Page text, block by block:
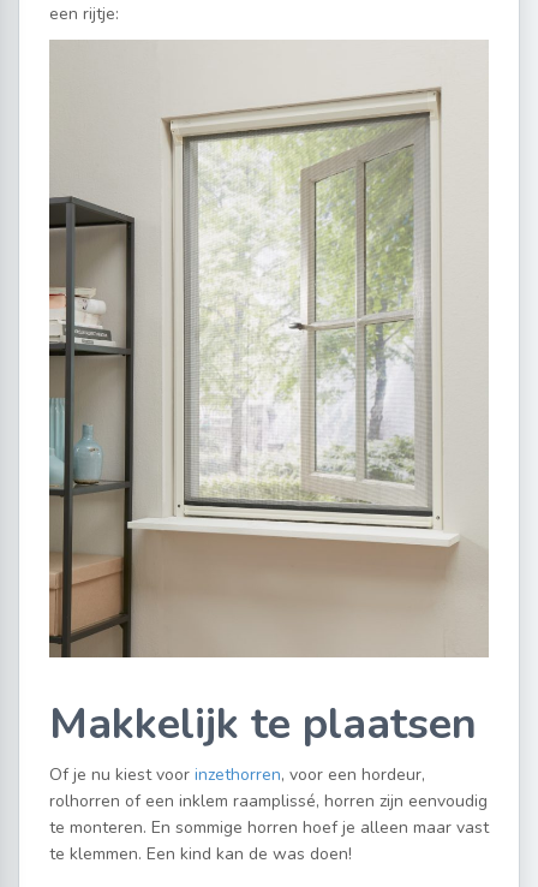
een rijtje:
Makkelijk te plaatsen
Of je nu kiest voor inzethorren, voor een hordeur,
rolhorren of een inklem raamplissé, horren zijn eenvoudig
te monteren. En sommige horren hoef je alleen maar vast
te klemmen. Een kind kan de was doen!